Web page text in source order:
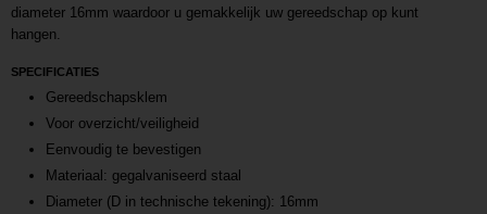
diameter 16mm waardoor u gemakkelijk uw gereedschap op kunt
hangen.
SPECIFICATIES
Gereedschapsklem
Voor overzicht/veiligheid
Eenvoudig te bevestigen
Materiaal: gegalvaniseerd staal
Diameter (D in technische tekening): 16mm